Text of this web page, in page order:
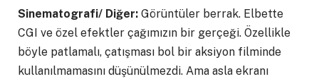
Sinematografi/ Diğer: Görüntüler berrak. Elbette
CGI ve özel efektler çağımızın bir gerçeği. Özellikle
böyle patlamalı, çatışması bol bir aksiyon filminde
kullanılmamasını düşünülmezdi. Ama asla ekranı